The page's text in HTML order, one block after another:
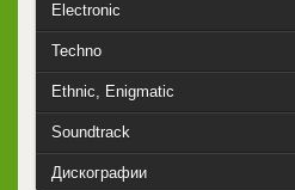
Electronic
Techno
Ethnic, Enigmatic
Soundtrack
Дискографии